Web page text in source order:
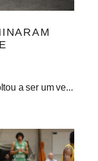
a ser um ve...